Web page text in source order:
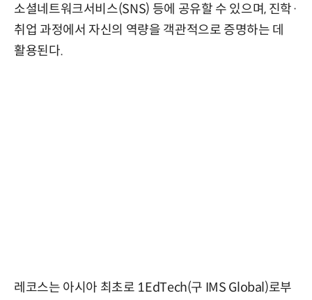
소셜네트워크서비스(SNS) 등에 공유할 수 있으며, 진학·
취업 과정에서 자신의 역량을 객관적으로 증명하는 데
활용된다.
레코스는 아시아 최초로 1EdTech(구 IMS Global)로부